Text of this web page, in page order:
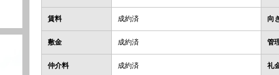
賃料 成約済 向
敷金 成約済 管
仲介料 成約済 礼